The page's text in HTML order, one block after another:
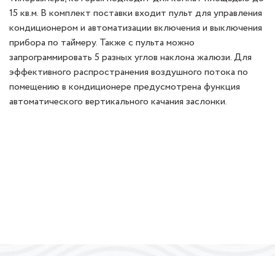
15 кв.м. В комплект поставки входит пульт для управления
кондиционером и автоматизации включения и выключения
прибора по таймеру. Также с пульта можно
запрограммировать 5 разных углов наклона жалюзи. Для
эффективного распространения воздушного потока по
помещению в кондиционере предусмотрена функция
автоматического вертикального качания заслонки.